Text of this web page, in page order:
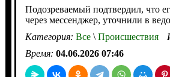
Подозреваемый подтвердил, что
через мессенджер, уточнили в
Категория: Все\Происшествия
Время: 04.06.2026 07:46